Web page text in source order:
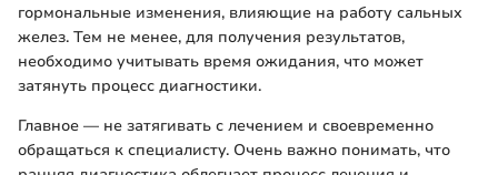
гормональные изменения, влияющие на работу сальных
желез. Тем не менее, для получения результатов,
необходимо учитывать время ожидания, что может
затянуть процесс диагностики.
Главное — не затягивать с лечением и своевременно
обращаться к специалисту. Очень важно понимать, что